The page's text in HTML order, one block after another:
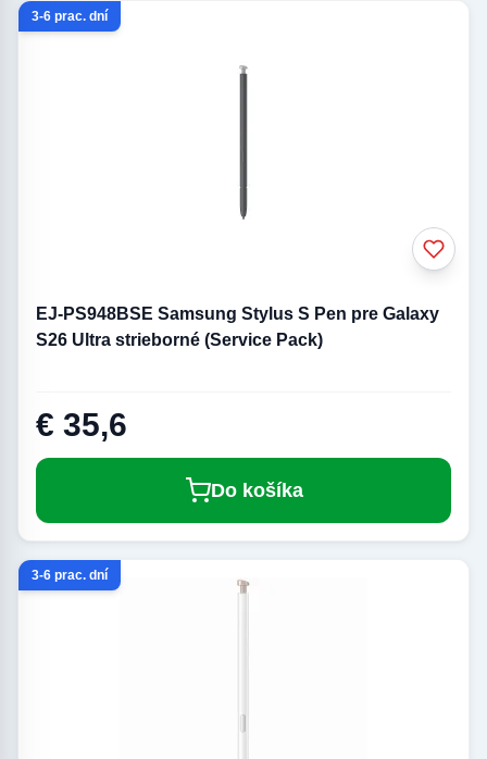
3-6 prac. dní
EJ-PS948BSE Samsung Stylus S Pen pre Galaxy
S26 Ultra strieborné (Service Pack)
€ 35,6
Do košíka
3-6 prac. dní